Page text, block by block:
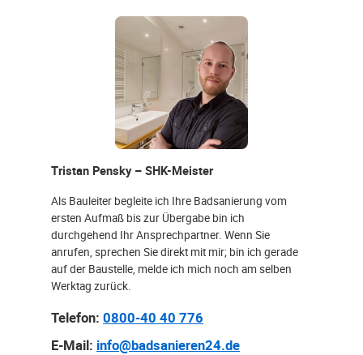
Tristan Pensky – SHK-Meister
Als Bauleiter begleite ich Ihre Badsanierung vom
ersten Aufmaß bis zur Übergabe bin ich
durchgehend Ihr Ansprechpartner. Wenn Sie
anrufen, sprechen Sie direkt mit mir; bin ich gerade
auf der Baustelle, melde ich mich noch am selben
Werktag zurück.
Telefon: 0800-40 40 776
E-Mail: info@badsanieren24.de